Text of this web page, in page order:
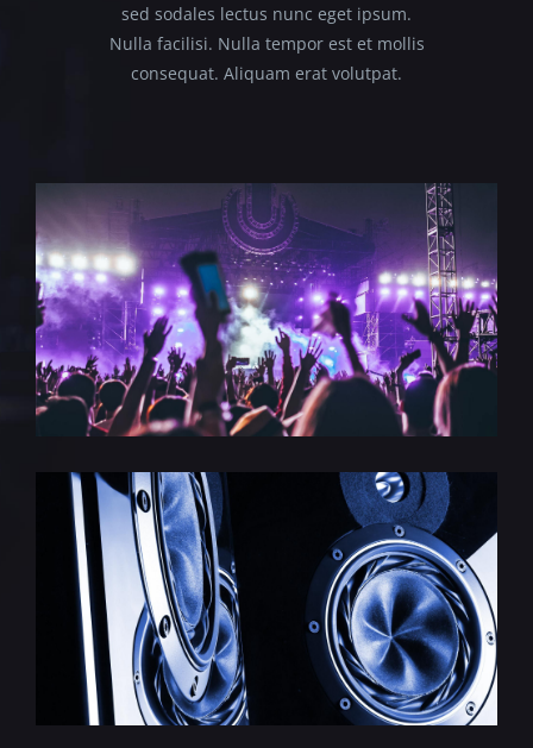
sed sodales lectus nunc eget ipsum.
Nulla facilisi. Nulla tempor est et mollis
consequat. Aliquam erat volutpat.